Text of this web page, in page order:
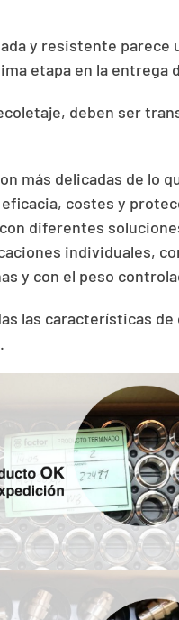
y resistente parece
etapa en la entrega
deben ser
más delicadas de lo
costes y
diferentes
individuales,
y con el peso
las características